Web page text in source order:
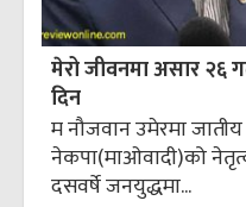
मेरो जीवनमा असार २६
दिन
म नौजवान उमेरमा जातीय
नेकपा(माओवादी)को
दसवर्षे जनयुद्धमा...